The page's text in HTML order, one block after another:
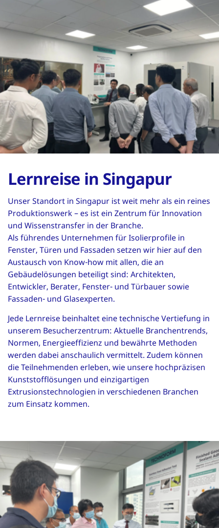
Lernreise in Singapur
Unser Standort in Singapur ist weit mehr als ein reines
Produktionswerk – es ist ein Zentrum für Innovation
und Wissenstransfer in der Branche.
Als führendes Unternehmen für Isolierprofile in
Fenster, Türen und Fassaden setzen wir hier auf den
Austausch von Know-how mit allen, die an
Gebäudelösungen beteiligt sind: Architekten,
Entwickler, Berater, Fenster- und Türbauer sowie
Fassaden- und Glasexperten.
Jede Lernreise beinhaltet eine technische Vertiefung in
unserem Besucherzentrum: Aktuelle Branchentrends,
Normen, Energieeffizienz und bewährte Methoden
werden dabei anschaulich vermittelt. Zudem können
die Teilnehmenden erleben, wie unsere hochpräzisen
Kunststofflösungen und einzigartigen
Extrusionstechnologien in verschiedenen Branchen
zum Einsatz kommen.